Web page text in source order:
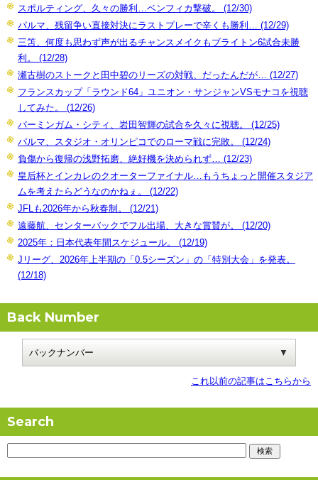
スポルティング、久々の勝利…ベンフィカ撃破。 (12/30)
パルマ、残留争い直接対決にラストプレーで辛くも勝利… (12/29)
三笘、何度も思わず声が出るチャンスメイクもブライトン6試合未勝
利。 (12/28)
瀬古樹のストークと田中碧のリーズの対戦、だったんだが… (12/27)
フランスカップ「ラウンド64」ユニオン・サンジャンVSモナコを視聴
してみた。 (12/26)
バーミンガム・シティ、岩田智輝の試合を久々に視聴。 (12/25)
パルマ、スタジオ・オリンピコでのローマ戦に完敗。 (12/24)
負傷から復帰の浅野拓磨、絶好機を決められず… (12/23)
皇后杯とインカレのクオーターファイナル…もうちょっと開催スタジア
ムを考えたらどうなのかねぇ。 (12/22)
JFLも2026年から秋春制。 (12/21)
遠藤航、センターバックでフル出場、大きな賞賛が。 (12/20)
2025年：日本代表年間スケジュール。 (12/19)
Jリーグ、2026年上半期の「0.5シーズン」の「特別大会」を発表。
(12/18)
Back Number
これ以前の記事はこちらから
Search